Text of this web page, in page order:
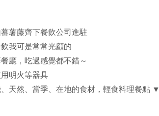
薯藤齊下餐飲公司進駐
我可是常常光顧的
廳，吃過感覺都不錯～
明火等器具
天然、當季、在地的食材，輕食料理餐點 ▼